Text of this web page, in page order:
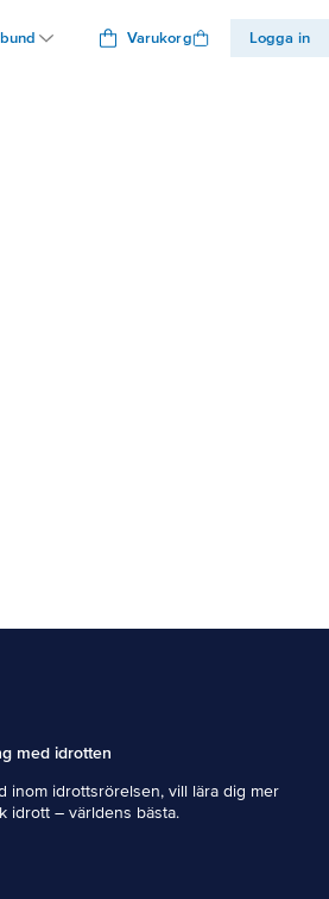
Varukorg Logga in
med idrotten
inom idrottsrörelsen, vill lära dig mer
idrott – världens bästa.